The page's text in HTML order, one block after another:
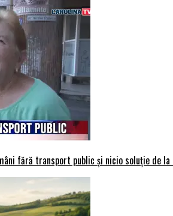
fără transport public și nicio soluție de